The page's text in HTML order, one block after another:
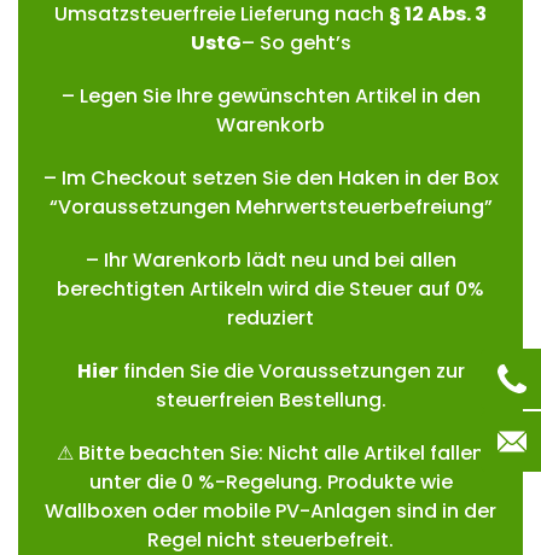
Umsatzsteuerfreie Lieferung nach § 12 Abs. 3
UstG– So geht’s
– Legen Sie Ihre gewünschten Artikel in den
Warenkorb
– Im Checkout setzen Sie den Haken in der Box
“Voraussetzungen Mehrwertsteuerbefreiung”
– Ihr Warenkorb lädt neu und bei allen
berechtigten Artikeln wird die Steuer auf 0%
reduziert
Hierfinden Sie die Voraussetzungen zur
steuerfreien Bestellung.
⚠ Bitte beachten Sie: Nicht alle Artikel fallen
unter die 0 %-Regelung. Produkte wie
Wallboxen oder mobile PV-Anlagen sind in der
Regel nicht steuerbefreit.